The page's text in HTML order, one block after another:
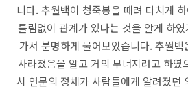
니다. 추월백이 청죽봉을 때려 다치게
틀림없이 관계가 있다는 것을 알게 하
가서 분명하게 물어보았습니다. 추월백
사라졌음을 알고 거의 무너지려고 하였
시 연문의 정체가 사람들에게 알려졌던